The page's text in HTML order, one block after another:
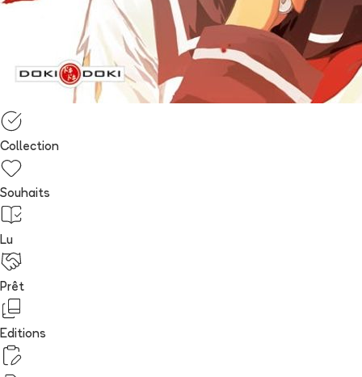
Collection
Souhaits
Lu
Prêt
Editions